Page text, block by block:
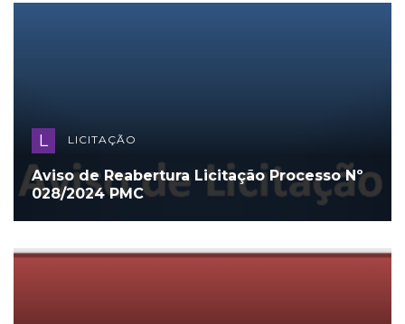
L LICITAÇÃO
Aviso de Reabertura Licitação Processo Nº
028/2024 PMC